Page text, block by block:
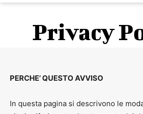
Privacy
PERCHE’ QUESTO AVVISO
In questa pagina si descrivono le